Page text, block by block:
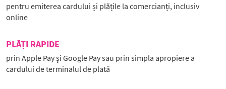
pentru emiterea cardului și plățile la comercianți, inclusiv
online
PLĂȚI RAPIDE
prin Apple Pay și Google Pay sau prin simpla apropiere a
cardului de terminalul de plată